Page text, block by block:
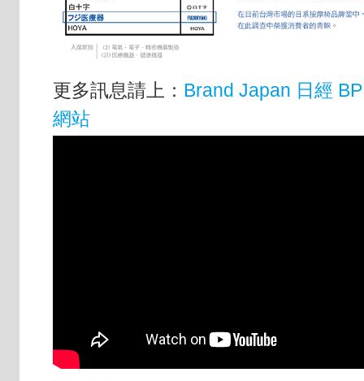
更多訊息請上： Brand Japan 日經
網站